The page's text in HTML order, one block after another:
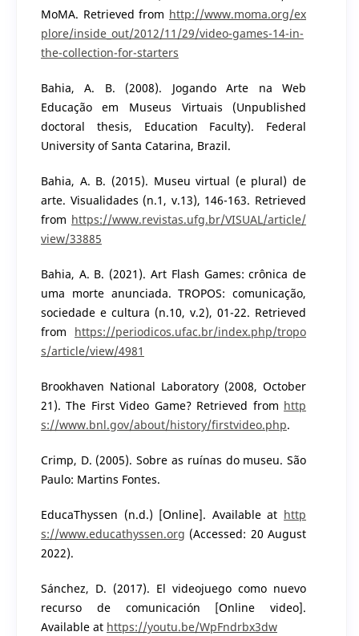
MoMA. Retrieved from http://www.moma.org/ex
plore/inside_out/2012/11/29/video-games-14-in-
the-collection-for-starters
Bahia, A. B. (2008). Jogando Arte na Web
Educação em Museus Virtuais (Unpublished
doctoral thesis, Education Faculty). Federal
University of Santa Catarina, Brazil.
Bahia, A. B. (2015). Museu virtual (e plural) de
arte. Visualidades (n.1, v.13), 146-163. Retrieved
from https://www.revistas.ufg.br/VISUAL/article/
view/33885
Bahia, A. B. (2021). Art Flash Games: crônica de
uma morte anunciada. TROPOS: comunicação,
sociedade e cultura (n.10, v.2), 01-22. Retrieved
from https://periodicos.ufac.br/index.php/tropo
s/article/view/4981
Brookhaven National Laboratory (2008, October
21). The First Video Game? Retrieved from http
s://www.bnl.gov/about/history/firstvideo.php.
Crimp, D. (2005). Sobre as ruínas do museu. São
Paulo: Martins Fontes.
EducaThyssen (n.d.) [Online]. Available at http
s://www.educathyssen.org (Accessed: 20 August
2022).
Sánchez, D. (2017). El videojuego como nuevo
recurso de comunicación [Online video].
Available at https://youtu.be/WpFndrbx3dw